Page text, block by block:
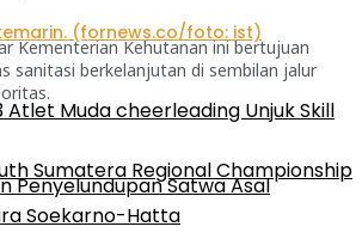
Atlet Muda cheerleading Unjuk Skill
Sumatera Regional Championship
Kementerian Kehutanan ini bertujuan
sanitasi berkelanjutan di sembilan jalur
Penyelundupan Satwa Asal
Soekarno-Hatta